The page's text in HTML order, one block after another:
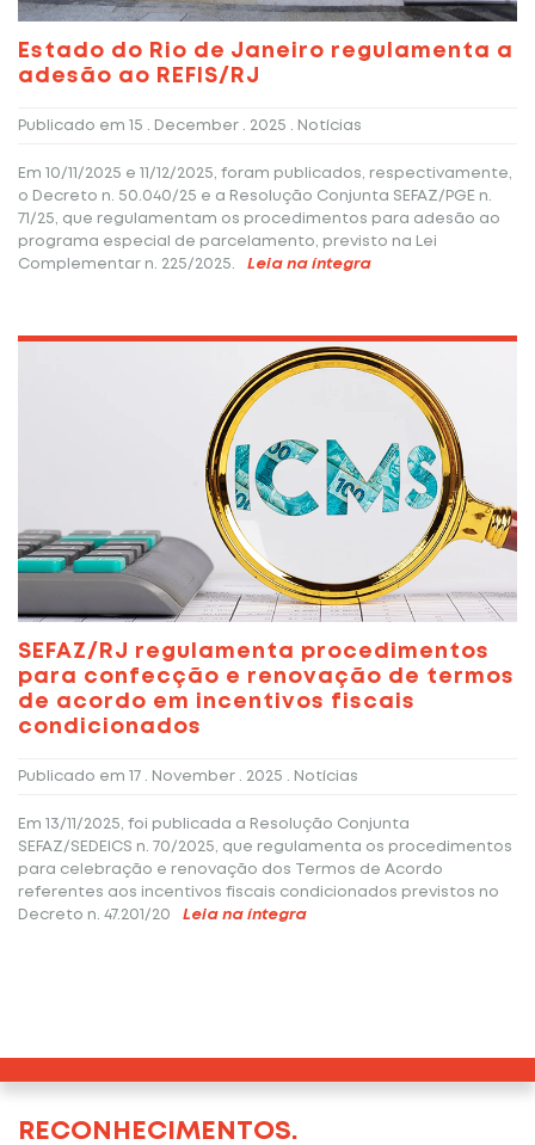
Estado do Rio de Janeiro regulamenta a
adesão ao REFIS/RJ
Publicado em 15 . December . 2025 . Notícias
Em 10/11/2025 e 11/12/2025, foram publicados, respectivamente,
o Decreto n. 50.040/25 e a Resolução Conjunta SEFAZ/PGE n.
71/25, que regulamentam os procedimentos para adesão ao
programa especial de parcelamento, previsto na Lei
Complementar n. 225/2025.
Leia na íntegra
SEFAZ/RJ regulamenta procedimentos
para confecção e renovação de termos
de acordo em incentivos fiscais
condicionados
Publicado em 17 . November . 2025 . Notícias
Em 13/11/2025, foi publicada a Resolução Conjunta
SEFAZ/SEDEICS n. 70/2025, que regulamenta os procedimentos
para celebração e renovação dos Termos de Acordo
referentes aos incentivos fiscais condicionados previstos no
Decreto n. 47.201/20
Leia na íntegra
RECONHECIMENTOS.